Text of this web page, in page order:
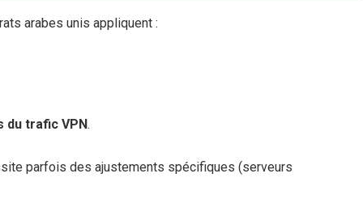
arabes unis appliquent :
du trafic VPN.
parfois des ajustements spécifiques (serveurs